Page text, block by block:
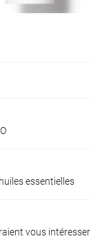
essentielles
vous intéresser